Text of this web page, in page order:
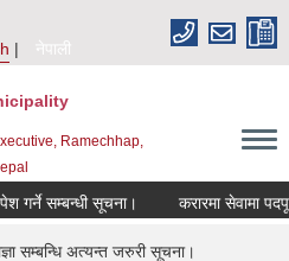
नेपाली
Ramechhap,
सम्बन्धी सूचना। करारमा सेवामा पदपूर्ति
सम्बन्धि अत्यन्त जरुरी सूचना।